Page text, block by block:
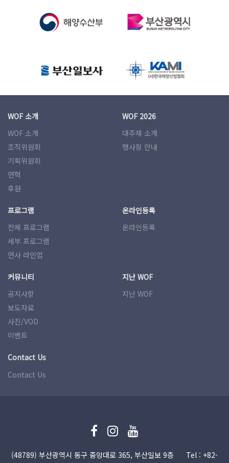
WOF 소개
WOF 소개
조직위원회
기획위원회
연혁
후원
WOF 2026
대주제 소개
행사장 안내
프로그램
전체 프로그램
세부 프로그램
연사 라인업
온라인등록
온라인등록
커뮤니티
공지사항
보도자료
사진/VOD
이벤트
지난 WOF
지난 WOF
Contact Us
Contact Us
(48789) 부산광역시 동구 중앙대로 365, 부산일보 9층
Tel : +82-